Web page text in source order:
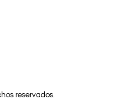
reservados.